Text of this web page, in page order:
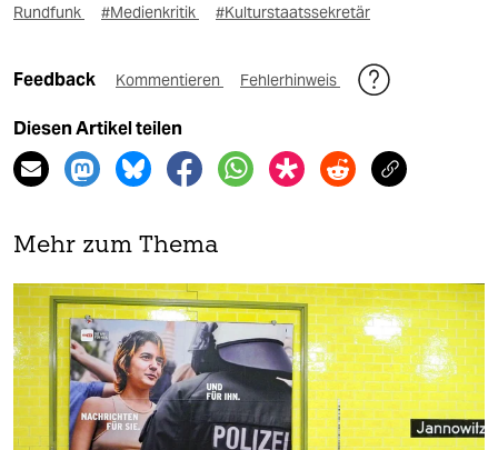
Rundfunk
#Medienkritik #Kulturstaatssekretär
Feedback Kommentieren Fehlerhinweis
Diesen Artikel teilen
Mehr zum Thema